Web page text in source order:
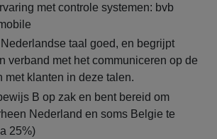
met controle systemen: bvb
taal goed, en begrijpt
verband met het communiceren op de
met klanten in deze talen.
B op zak en bent bereid om
Nederland en soms Belgie te
25%)